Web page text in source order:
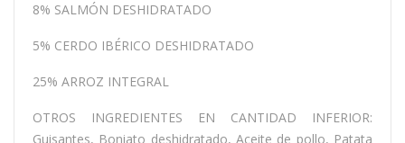
8% SALMÓN DESHIDRATADO
5% CERDO IBÉRICO DESHIDRATADO
25% ARROZ INTEGRAL
OTROS INGREDIENTES EN CANTIDAD INFERIOR:
Guisantes, Boniato deshidratado, Aceite de pollo, Patata